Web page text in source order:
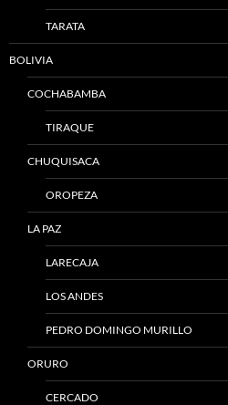
TARATA
BOLIVIA
COCHABAMBA
TIRAQUE
CHUQUISACA
OROPEZA
LA PAZ
LARECAJA
LOS ANDES
PEDRO DOMINGO MURILLO
ORURO
CERCADO